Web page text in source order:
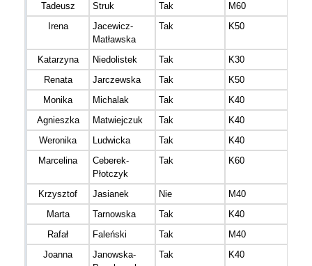
Tadeusz
Struk Tak
M60
Irena
Jacewicz-
Matławska
Tak K50
Katarzyna Niedolistek Tak
K30
Renata
Jarczewska Tak
K50
Monika
Michalak Tak
K40
Agnieszka
Matwiejczuk Tak
K40
Weronika
Ludwicka Tak
K40
Marcelina
Ceberek-
Płotczyk
Tak K60
Krzysztof Jasianek Nie
M40
Marta
Tarnowska Tak
K40
Rafał
Faleński Tak
M40
Joanna
Janowska-
Tak K40